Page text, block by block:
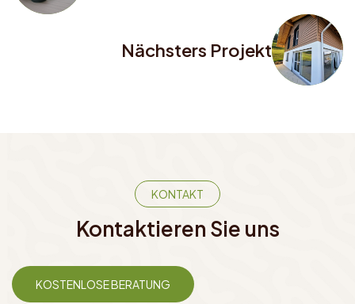
Nächsters Projekt
KONTAKT
Kontaktieren Sie uns
KOSTENLOSE BERATUNG